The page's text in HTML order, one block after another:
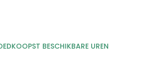
BESCHIKBARE UREN